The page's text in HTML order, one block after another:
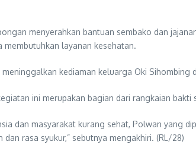
menyerahkan bantuan sembako dan
layanan kesehatan.
kediaman keluarga Oki Sihombing
ini merupakan bagian dari rangkaian
dan masyarakat kurang sehat, Polwan yang
rasa syukur,” sebutnya mengakhiri. (RL/28)